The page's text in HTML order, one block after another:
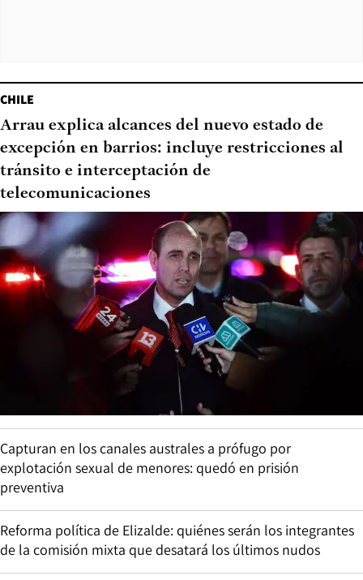
CHILE
Arrau explica alcances del nuevo estado de
excepción en barrios: incluye restricciones al
tránsito e interceptación de
telecomunicaciones
Capturan en los canales australes a prófugo por
explotación sexual de menores: quedó en prisión
preventiva
Reforma política de Elizalde: quiénes serán los integrantes
de la comisión mixta que desatará los últimos nudos